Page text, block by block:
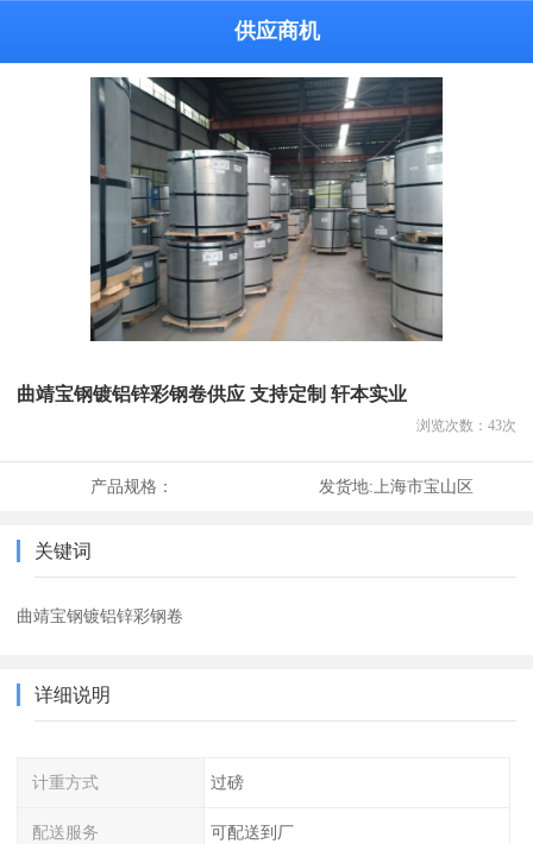
供应商机
曲靖宝钢镀铝锌彩钢卷供应 支持定制 轩本实业
浏览次数： 43次
产品规格： 发货地:上海市宝山区
关键词
曲靖宝钢镀铝锌彩钢卷
详细说明
计重方式 过磅
配送服务 可配送到厂